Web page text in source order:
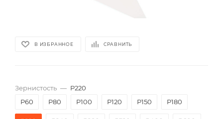
В ИЗБРАННОЕ СРАВНИТЬ
Зернистость — P220
P60
P80 P100 P120 P150 P180